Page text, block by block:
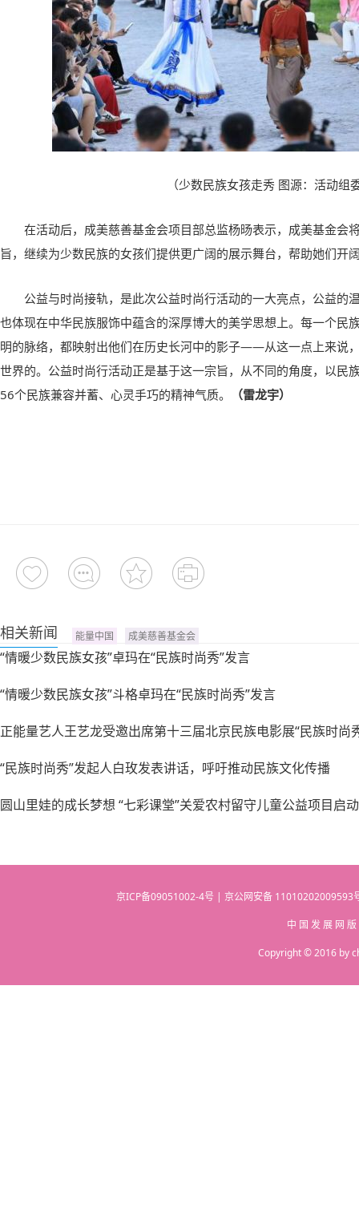
（少数民族女孩走秀 图源：活动组
在活动后，成美慈善基金会项目部总监杨旸表示，成美基金会
旨，继续为少数民族的女孩们提供更广阔的展示舞台，帮助她们开
公益与时尚接轨，是此次公益时尚行活动的一大亮点，公益的
也体现在中华民族服饰中蕴含的深厚博大的美学思想上。每一个民
明的脉络，都映射出他们在历史长河中的影子——从这一点上来说
世界的。公益时尚行活动正是基于这一宗旨，从不同的角度，以民
56个民族兼容并蓄、心灵手巧的精神气质。
（雷龙宇）
相关新闻 能量中国 成美慈善基金会
“情暖少数民族女孩”卓玛在“民族时尚秀”发言
“情暖少数民族女孩”斗格卓玛在“民族时尚秀”发言
正能量艺人王艺龙受邀出席第十三届北京民族电影展“民族时尚
“民族时尚秀”发起人白玫发表讲话，呼吁推动民族文化传播
圆山里娃的成长梦想 “七彩课堂”关爱农村留守儿童公益项目启动
京ICP备09051002-4号 | 京公网安备
中 国 发 展 网
Copyright © 2016 by